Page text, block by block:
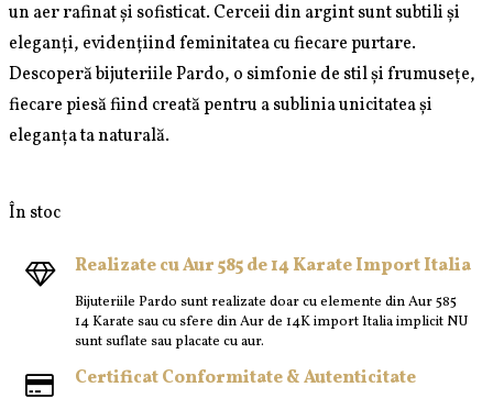
un aer rafinat și sofisticat. Cerceii din argint sunt subtili și
eleganți, evidențiind feminitatea cu fiecare purtare.
Descoperă bijuteriile Pardo, o simfonie de stil și frumusețe,
fiecare piesă fiind creată pentru a sublinia unicitatea și
eleganța ta naturală.
În stoc
Realizate cu Aur 585 de 14 Karate Import Italia
Bijuteriile Pardo sunt realizate doar cu elemente din Aur 585
14 Karate sau cu sfere din Aur de 14K import Italia implicit NU
sunt suflate sau placate cu aur.
Certificat Conformitate & Autenticitate